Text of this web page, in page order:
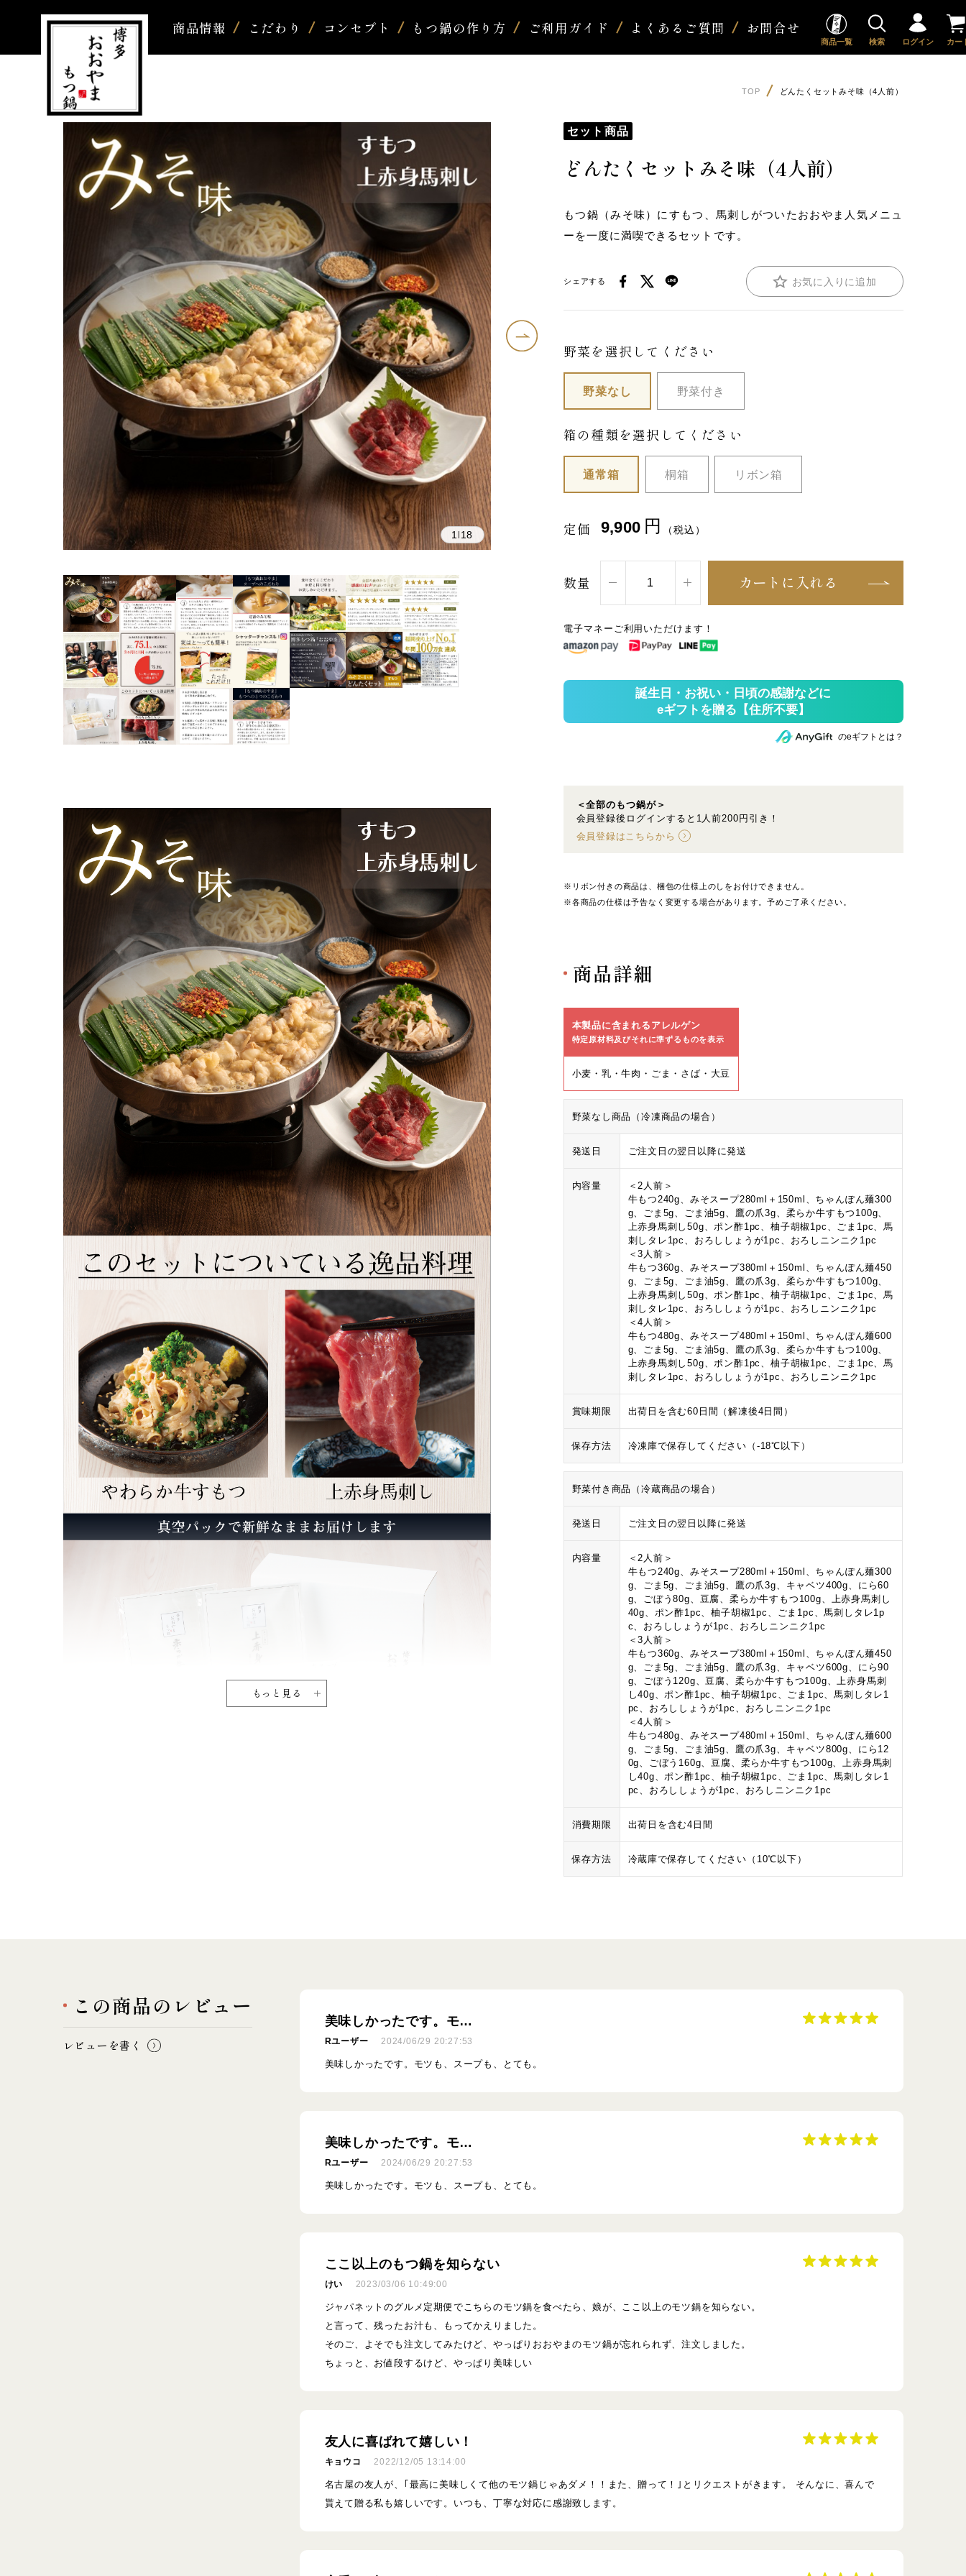
商品情報 こだわり コンセプト もつ鍋の作り方 ご利用ガイド よくあるご質問 お問合せ
商品一覧 検索 ログイン カー
TOP どんたくセットみそ味（4人前）
1 18
もっと見る
セット商品
どんたくセットみそ味（4人前）
もつ鍋（みそ味）にすもつ、馬刺しがついたおおやま人気メニュ
ーを一度に満喫できるセットです。
シェアする お気に入りに追加
野菜を選択してください
野菜なし 野菜付き
箱の種類を選択してください
通常箱 桐箱 リボン箱
定価 9,900 円 （税込）
数量 カートに入れる
電子マネーご利用いただけます！
のeギフトとは？
＜全部のもつ鍋が＞
会員登録後ログインすると1人前200円引き！
会員登録はこちらから
※リボン付きの商品は、梱包の仕様上のしをお付けできません。
※各商品の仕様は予告なく変更する場合があります。予めご了承ください。
商品詳細
本製品に含まれるアレルゲン
特定原材料及びそれに準ずるものを表示
小麦・乳・牛肉・ごま・さば・大豆
野菜なし商品（冷凍商品の場合）
発送日 ご注文日の翌日以降に発送
内容量
＜2人前＞
牛もつ240g、みそスープ280ml＋150ml、ちゃんぽん麺300
g、ごま5g、ごま油5g、鷹の爪3g、柔らか牛すもつ100g、
上赤身馬刺し50g、ポン酢1pc、柚子胡椒1pc、ごま1pc、馬
刺しタレ1pc、おろししょうが1pc、おろしニンニク1pc
＜3人前＞
牛もつ360g、みそスープ380ml＋150ml、ちゃんぽん麺450
g、ごま5g、ごま油5g、鷹の爪3g、柔らか牛すもつ100g、
上赤身馬刺し50g、ポン酢1pc、柚子胡椒1pc、ごま1pc、馬
刺しタレ1pc、おろししょうが1pc、おろしニンニク1pc
＜4人前＞
牛もつ480g、みそスープ480ml＋150ml、ちゃんぽん麺600
g、ごま5g、ごま油5g、鷹の爪3g、柔らか牛すもつ100g、
上赤身馬刺し50g、ポン酢1pc、柚子胡椒1pc、ごま1pc、馬
刺しタレ1pc、おろししょうが1pc、おろしニンニク1pc
賞味期限 出荷日を含む60日間（解凍後4日間）
保存方法 冷凍庫で保存してください（-18℃以下）
野菜付き商品（冷蔵商品の場合）
発送日 ご注文日の翌日以降に発送
内容量
＜2人前＞
牛もつ240g、みそスープ280ml＋150ml、ちゃんぽん麺300
g、ごま5g、ごま油5g、鷹の爪3g、キャベツ400g、にら60
g、ごぼう80g、豆腐、柔らか牛すもつ100g、上赤身馬刺し
40g、ポン酢1pc、柚子胡椒1pc、ごま1pc、馬刺しタレ1p
c、おろししょうが1pc、おろしニンニク1pc
＜3人前＞
牛もつ360g、みそスープ380ml＋150ml、ちゃんぽん麺450
g、ごま5g、ごま油5g、鷹の爪3g、キャベツ600g、にら90
g、ごぼう120g、豆腐、柔らか牛すもつ100g、上赤身馬刺
し40g、ポン酢1pc、柚子胡椒1pc、ごま1pc、馬刺しタレ1
pc、おろししょうが1pc、おろしニンニク1pc
＜4人前＞
牛もつ480g、みそスープ480ml＋150ml、ちゃんぽん麺600
g、ごま5g、ごま油5g、鷹の爪3g、キャベツ800g、にら12
0g、ごぼう160g、豆腐、柔らか牛すもつ100g、上赤身馬刺
し40g、ポン酢1pc、柚子胡椒1pc、ごま1pc、馬刺しタレ1
pc、おろししょうが1pc、おろしニンニク1pc
消費期限 出荷日を含む4日間
保存方法 冷蔵庫で保存してください（10℃以下）
この商品のレビュー
レビューを書く
美味しかったです。モ…
Rユーザー 2024/06/29 20:27:53
美味しかったです。モツも、スープも、とても。
美味しかったです。モ…
Rユーザー 2024/06/29 20:27:53
美味しかったです。モツも、スープも、とても。
ここ以上のもつ鍋を知らない
けい 2023/03/06 10:49:00
ジャパネットのグルメ定期便でこちらのモツ鍋を食べたら、娘が、ここ以上のモツ鍋を知らない。
と言って、残ったお汁も、もってかえりました。
そのご、よそでも注文してみたけど、やっぱりおおやまのモツ鍋が忘れられず、注文しました。
ちょっと、お値段するけど、やっぱり美味しい
友人に喜ばれて嬉しい！
キョウコ 2022/12/05 13:14:00
名古屋の友人が、｢最高に美味しくて他のモツ鍋じゃあダメ！！また、贈って！｣とリクエストがきます。 そんなに、喜んで
貰えて贈る私も嬉しいです。いつも、丁寧な対応に感謝致します。